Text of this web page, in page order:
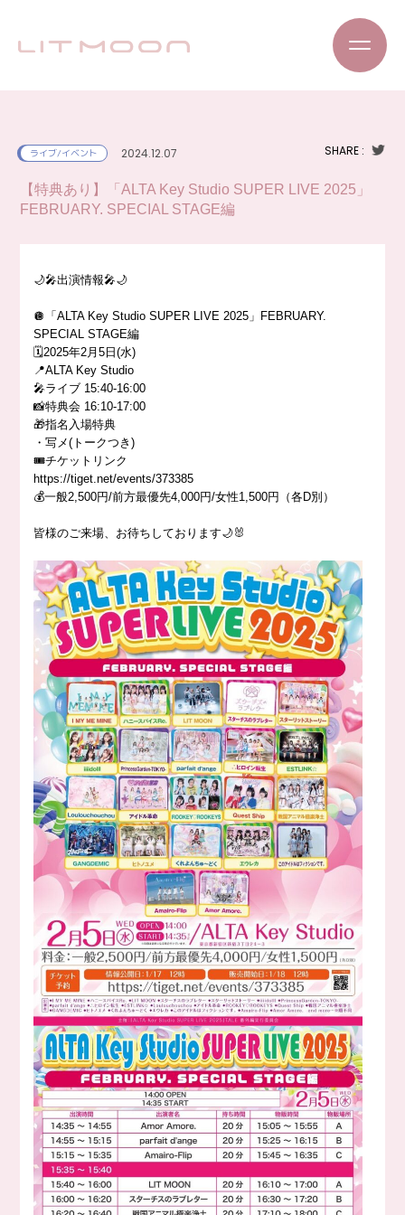
ライブ/イベント 2024.12.07 SHARE :
【特典あり】「ALTA Key Studio SUPER LIVE 2025」
FEBRUARY. SPECIAL STAGE編
🌙🎤出演情報🎤🌙
🪩「ALTA Key Studio SUPER LIVE 2025」FEBRUARY.
SPECIAL STAGE編
🗓️2025年2月5日(水)
📍ALTA Key Studio
🎤ライブ 15:40-16:00
📸特典会 16:10-17:00
🎁指名入場特典
・写メ(トークつき)
🎟️チケットリンク
https://tiget.net/events/373385
💰一般2,500円/前方最優先4,000円/女性1,500円（各D別）
皆様のご来場、お待ちしております🌙🐰